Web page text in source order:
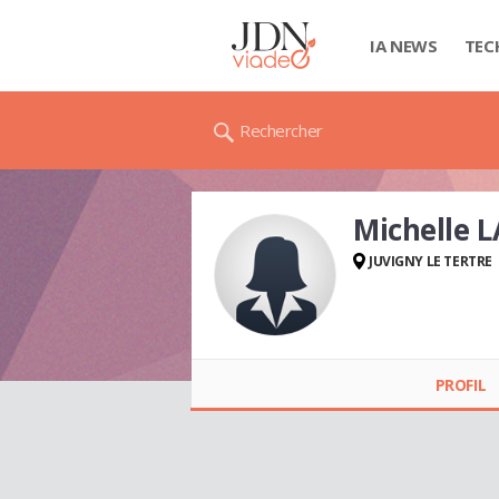
IA NEWS
Rechercher
Michelle
JUVIGNY LE TERTRE
PROFIL